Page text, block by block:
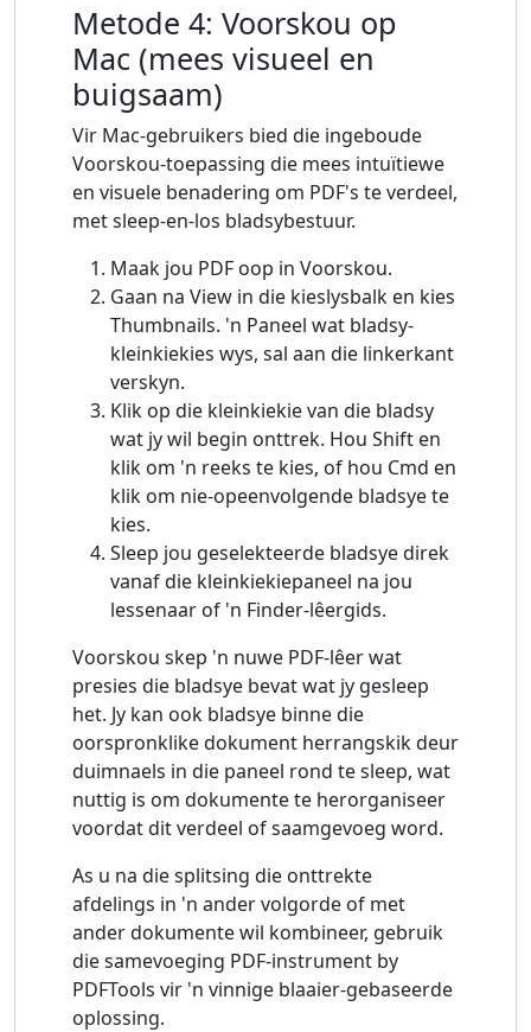
Metode 4: Voorskou op
Mac (mees visueel en
buigsaam)
Vir Mac-gebruikers bied die ingeboude
Voorskou-toepassing die mees intuïtiewe
en visuele benadering om PDF's te verdeel,
met sleep-en-los bladsybestuur.
Maak jou PDF oop in Voorskou.
Gaan na View in die kieslysbalk en kies
Thumbnails. 'n Paneel wat bladsy-
kleinkiekies wys, sal aan die linkerkant
verskyn.
Klik op die kleinkiekie van die bladsy
wat jy wil begin onttrek. Hou Shift en
klik om 'n reeks te kies, of hou Cmd en
klik om nie-opeenvolgende bladsye te
kies.
Sleep jou geselekteerde bladsye direk
vanaf die kleinkiekiepaneel na jou
lessenaar of 'n Finder-lêergids.
Voorskou skep 'n nuwe PDF-lêer wat
presies die bladsye bevat wat jy gesleep
het. Jy kan ook bladsye binne die
oorspronklike dokument herrangskik deur
duimnaels in die paneel rond te sleep, wat
nuttig is om dokumente te herorganiseer
voordat dit verdeel of saamgevoeg word.
As u na die splitsing die onttrekte
afdelings in 'n ander volgorde of met
ander dokumente wil kombineer, gebruik
die samevoeging PDF-instrument by
PDFTools vir 'n vinnige blaaier-gebaseerde
oplossing.